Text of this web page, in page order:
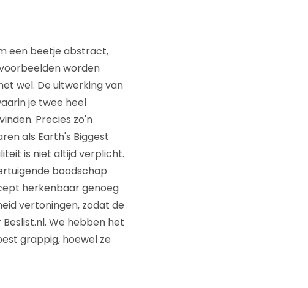
een beetje abstract,
worden
wel. De uitwerking van
je twee heel
Precies zo'n
als Earth's Biggest
is niet altijd verplicht.
boodschap
herkenbaar genoeg
vertoningen, zodat de
We hebben het
grappig, hoewel ze